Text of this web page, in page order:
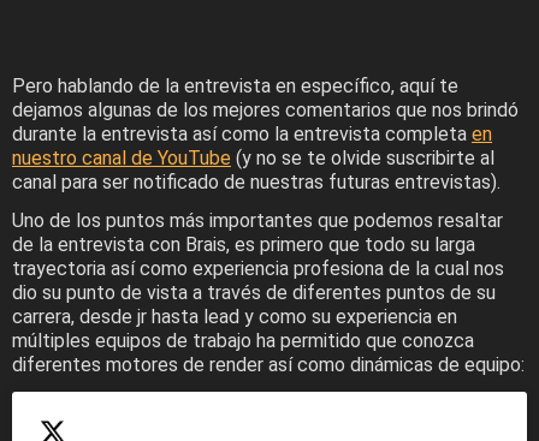
Pero hablando de la entrevista en específico, aquí te
dejamos algunas de los mejores comentarios que nos brindó
durante la entrevista así como la entrevista completa en
nuestro canal de YouTube (y no se te olvide suscribirte al
canal para ser notificado de nuestras futuras entrevistas).
Uno de los puntos más importantes que podemos resaltar
de la entrevista con Brais, es primero que todo su larga
trayectoria así como experiencia profesiona de la cual nos
dio su punto de vista a través de diferentes puntos de su
carrera, desde jr hasta lead y como su experiencia en
múltiples equipos de trabajo ha permitido que conozca
diferentes motores de render así como dinámicas de equipo: